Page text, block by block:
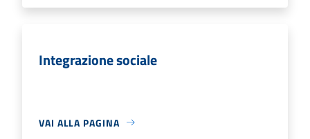
Integrazione sociale
VAI ALLA PAGINA